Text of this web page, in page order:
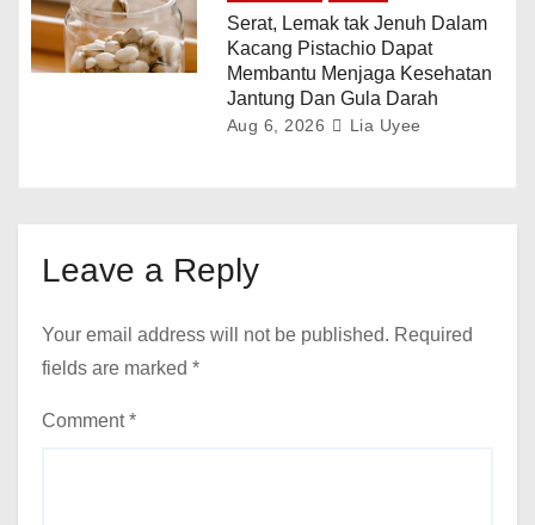
Serat, Lemak tak Jenuh Dalam
Kacang Pistachio Dapat
Membantu Menjaga Kesehatan
Jantung Dan Gula Darah
Aug 6, 2026 Lia Uyee
Leave a Reply
Your email address will not be published. Required
fields are marked *
Comment*